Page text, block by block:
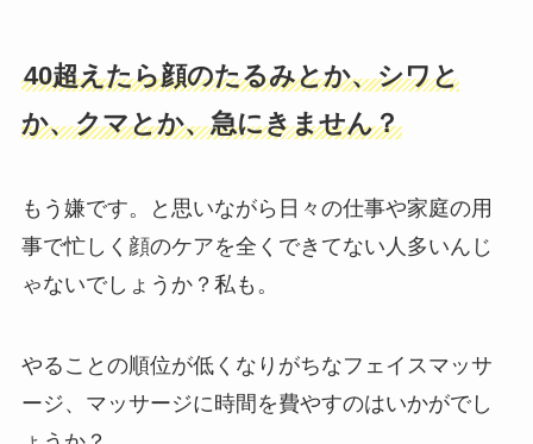
40超えたら顔のたるみとか、シワと
か、クマとか、急にきません？
もう嫌です。と思いながら日々の仕事や家庭の用
事で忙しく顔のケアを全くできてない人多いんじ
ゃないでしょうか？私も。
やることの順位が低くなりがちなフェイスマッサ
ージ、マッサージに時間を費やすのはいかがでし